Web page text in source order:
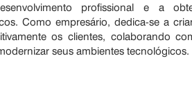
profissional e a
Como empresário, dedica-se a
os clientes, colaborando
seus ambientes tecnológicos.